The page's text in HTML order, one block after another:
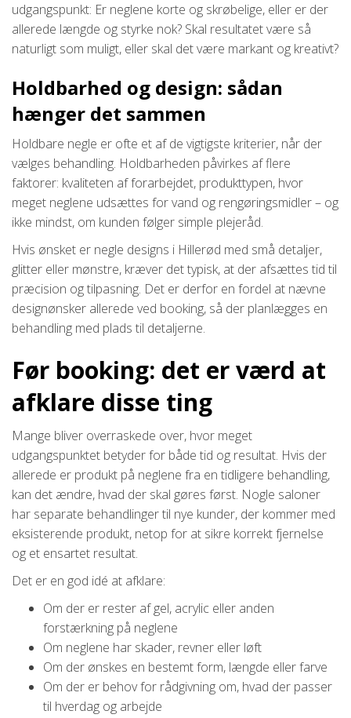
udgangspunkt: Er neglene korte og skrøbelige, eller er der
allerede længde og styrke nok? Skal resultatet være så
naturligt som muligt, eller skal det være markant og kreativt?
Holdbarhed og design: sådan
hænger det sammen
Holdbare negle er ofte et af de vigtigste kriterier, når der
vælges behandling. Holdbarheden påvirkes af flere
faktorer: kvaliteten af forarbejdet, produkttypen, hvor
meget neglene udsættes for vand og rengøringsmidler – og
ikke mindst, om kunden følger simple plejeråd.
Hvis ønsket er negle designs i Hillerød med små detaljer,
glitter eller mønstre, kræver det typisk, at der afsættes tid til
præcision og tilpasning. Det er derfor en fordel at nævne
designønsker allerede ved booking, så der planlægges en
behandling med plads til detaljerne.
Før booking: det er værd at
afklare disse ting
Mange bliver overraskede over, hvor meget
udgangspunktet betyder for både tid og resultat. Hvis der
allerede er produkt på neglene fra en tidligere behandling,
kan det ændre, hvad der skal gøres først. Nogle saloner
har separate behandlinger til nye kunder, der kommer med
eksisterende produkt, netop for at sikre korrekt fjernelse
og et ensartet resultat.
Det er en god idé at afklare:
Om der er rester af gel, acrylic eller anden
forstærkning på neglene
Om neglene har skader, revner eller løft
Om der ønskes en bestemt form, længde eller farve
Om der er behov for rådgivning om, hvad der passer
til hverdag og arbejde